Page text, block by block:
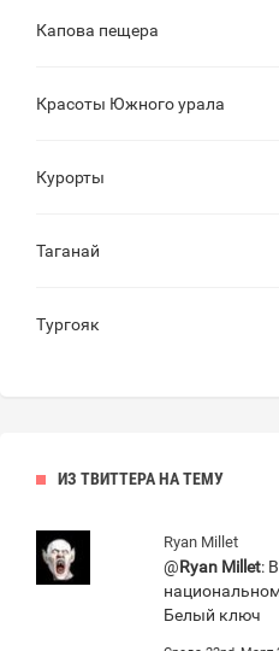
Капова пещера
Красоты Южного урала
Курорты
Таганай
Тургояк
ИЗ ТВИТТЕРА НА ТЕМУ
Ryan Millet
@Ryan Millet:
Белый ключ